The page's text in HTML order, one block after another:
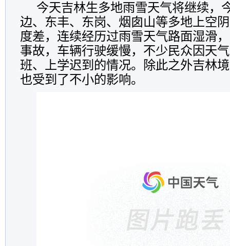
今天吉林生多地雨雪天气将继续，
边、东丰、东岗、烟囱山等多地上空
度差，连续经历过雨雪天气路面湿滑
事故，车辆行驶缓慢，不少民众因天
班、上学迟到的情况。除此之外吉林
也受到了不小的影响。